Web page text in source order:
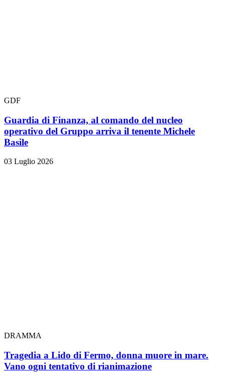
GDF
Guardia di Finanza, al comando del nucleo
operativo del Gruppo arriva il tenente Michele
Basile
03 Luglio 2026
DRAMMA
Tragedia a Lido di Fermo, donna muore in mare.
Vano ogni tentativo di rianimazione